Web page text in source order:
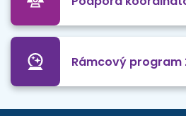
Rámcový program